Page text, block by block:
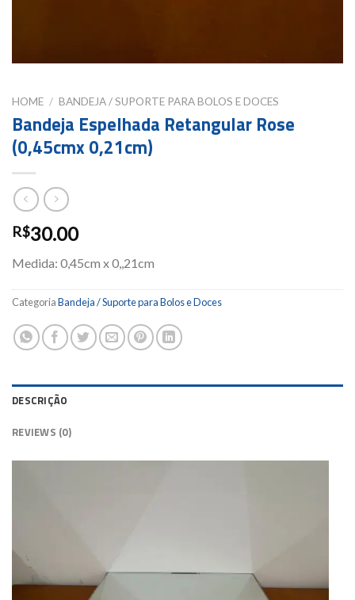
HOME / BANDEJA / SUPORTE PARA BOLOS E DOCES
Bandeja Espelhada Retangular Rose
(0,45cmx 0,21cm)
R$30.00
Medida: 0,45cm x 0,,21cm
CategoriaBandeja / Suporte para Bolos e Doces
DESCRIÇÃO
REVIEWS (0)